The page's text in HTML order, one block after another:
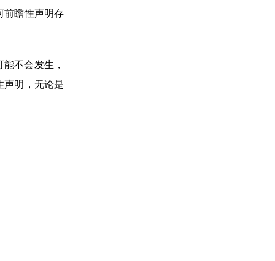
前瞻性声明存
不会发生，
声明，无论是